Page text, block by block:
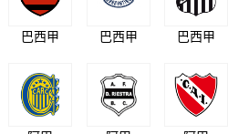
巴西甲 巴西甲 巴西甲